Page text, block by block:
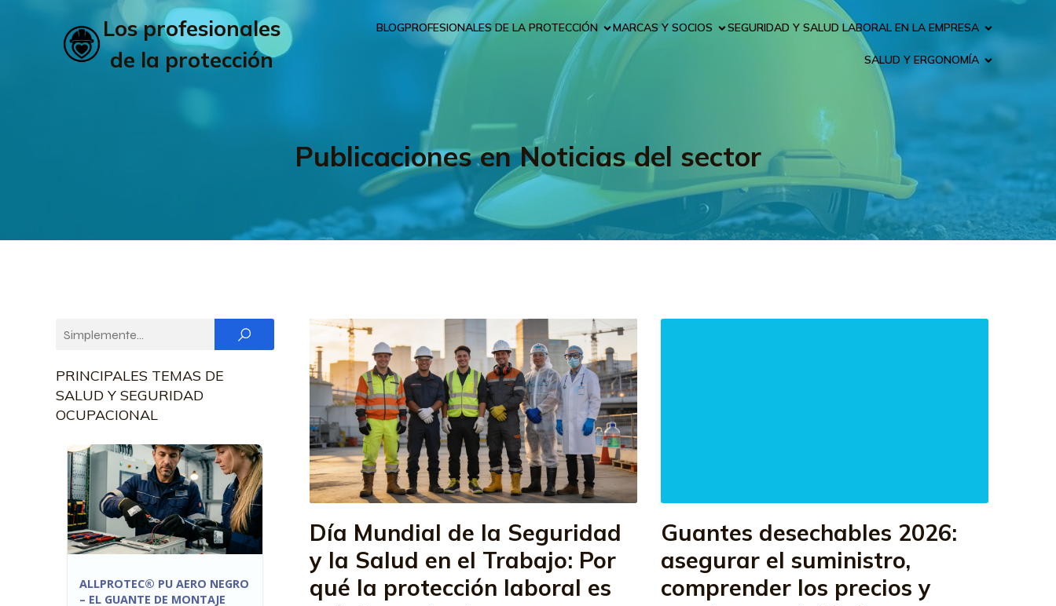
Los profesionales
de la protección
BLOGPROFESIONALES DE LA PROTECCIÓN MARCAS Y SOCIOS SEGURIDAD Y SALUD LABORAL EN LA EMPRESA
SALUD Y ERGONOMÍA
Publicaciones en Noticias del sector
PRINCIPALES TEMAS DE
SALUD Y SEGURIDAD
OCUPACIONAL
ALLPROTEC® PU AERO NEGRO
– EL GUANTE DE MONTAJE
Día Mundial de la Seguridad
y la Salud en el Trabajo: Por
qué la protección laboral es
Guantes desechables 2026:
asegurar el suministro,
comprender los precios y